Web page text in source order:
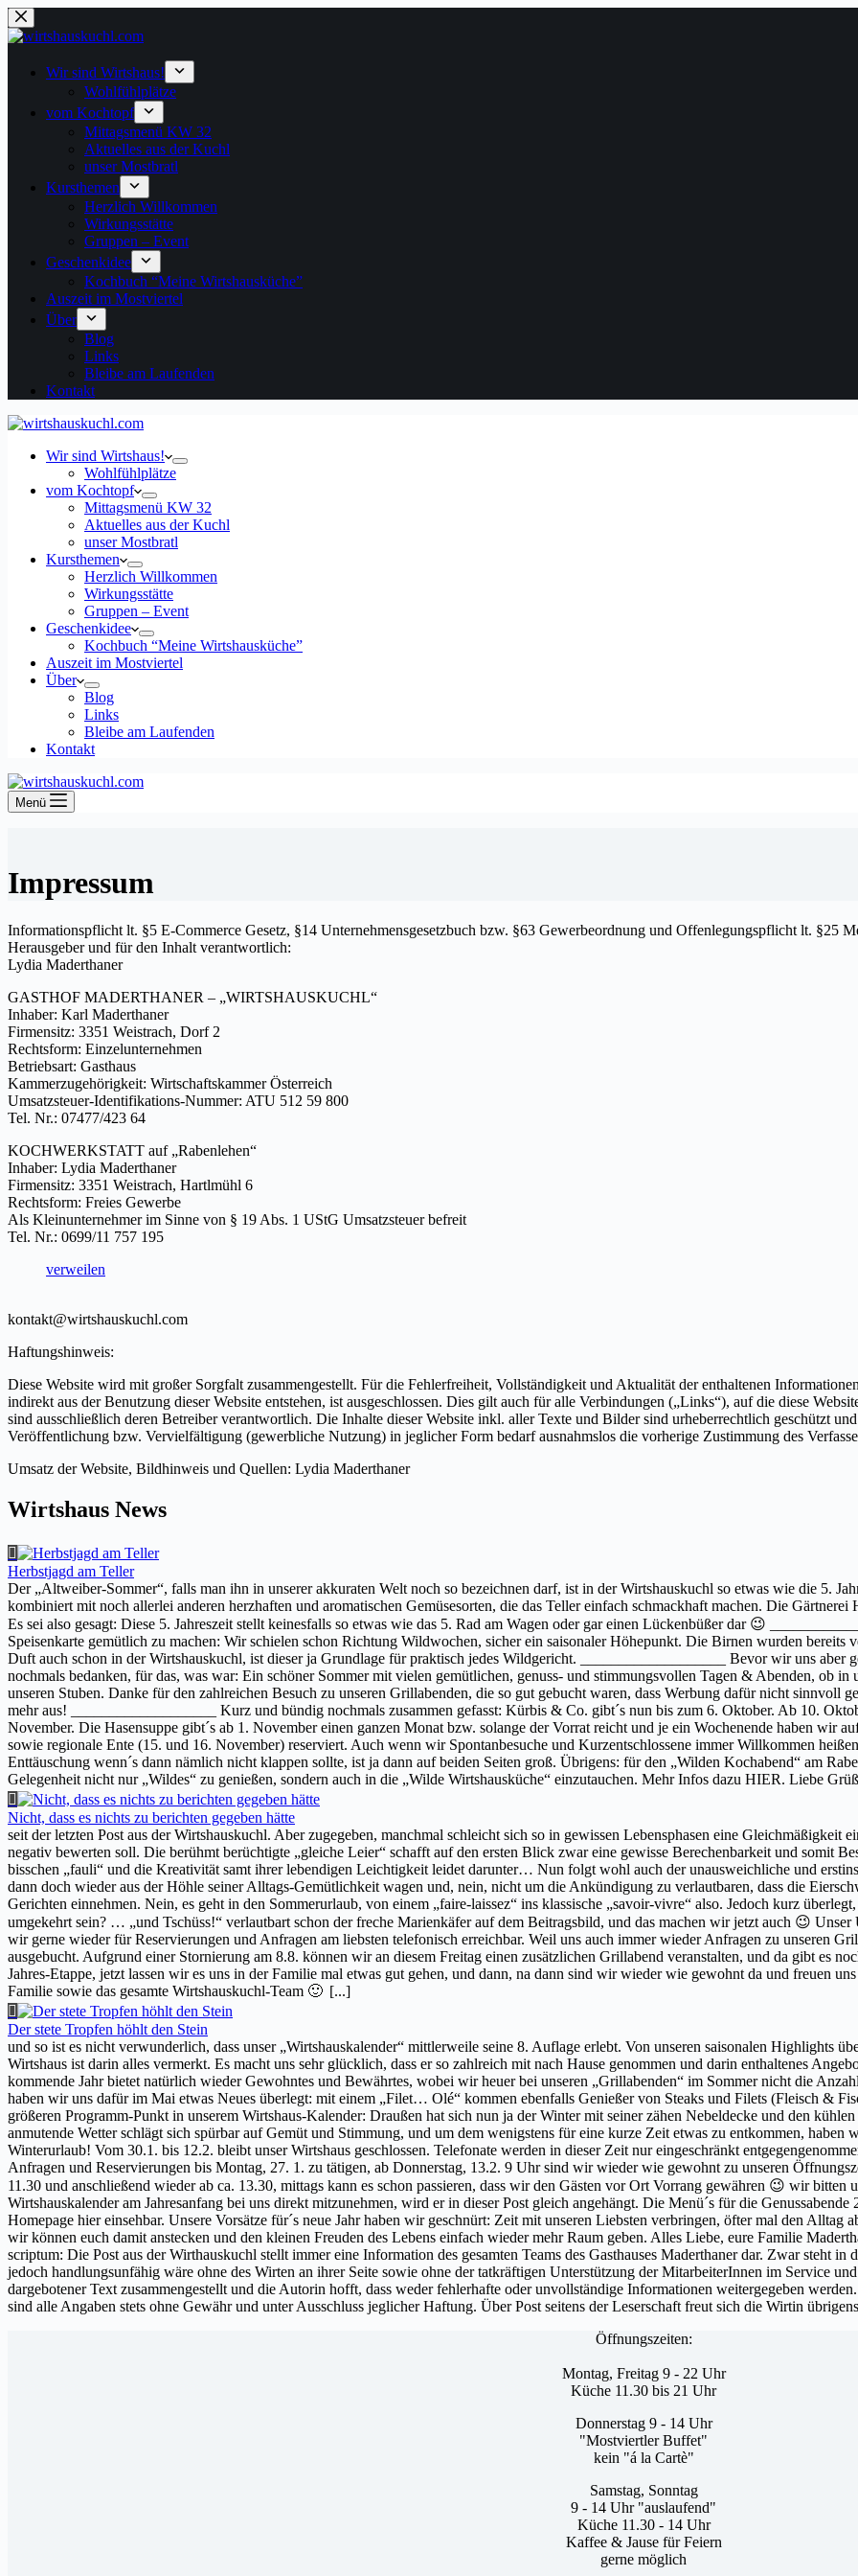
Zum
Inhalt
Wir sind Wirtshaus!
Wohlfühlplätze
vom Kochtopf
Mittagsmenü KW 32
Aktuelles aus der Kuchl
unser Mostbratl
Kursthemen
Herzlich Willkommen
Wirkungsstätte
Gruppen – Event
Geschenkidee
Kochbuch “Meine Wirtshausküche”
Auszeit im Mostviertel
Über
Blog
Links
Bleibe am Laufenden
Kontakt
Wir sind Wirtshaus!
Wohlfühlplätze
vom Kochtopf
Mittagsmenü KW 32
Aktuelles aus der Kuchl
unser Mostbratl
Kursthemen
Herzlich Willkommen
Wirkungsstätte
Gruppen – Event
Geschenkidee
Kochbuch “Meine Wirtshausküche”
Auszeit im Mostviertel
Über
Blog
Links
Bleibe am Laufenden
Kontakt
Menü
Impressum
Informationspflicht lt. §5 E-Commerce Gesetz, §14 Unternehmensgesetzbuch bzw. §63 Gewerbeordnung und Offenlegungspflicht lt. §25
Herausgeber und für den Inhalt verantwortlich:
Lydia Maderthaner
GASTHOF MADERTHANER – „WIRTSHAUSKUCHL“
Inhaber: Karl Maderthaner
Firmensitz: 3351 Weistrach, Dorf 2
Rechtsform: Einzelunternehmen
Betriebsart: Gasthaus
Kammerzugehörigkeit: Wirtschaftskammer Österreich
Umsatzsteuer-Identifikations-Nummer: ATU 512 59 800
Tel. Nr.: 07477/423 64
KOCHWERKSTATT auf „Rabenlehen“
Inhaber: Lydia Maderthaner
Firmensitz: 3351 Weistrach, Hartlmühl 6
Rechtsform: Freies Gewerbe
Als Kleinunternehmer im Sinne von § 19 Abs. 1 UStG Umsatzsteuer befreit
Tel. Nr.: 0699/11 757 195
verweilen
kontakt@wirtshauskuchl.com
Haftungshinweis:
Diese Website wird mit großer Sorgfalt zusammengestellt. Für die Fehlerfreiheit, Vollständigkeit und Aktualität der enthaltenen
indirekt aus der Benutzung dieser Website entstehen, ist ausgeschlossen. Dies gilt auch für alle Verbindungen („Links“), auf die diese
sind ausschließlich deren Betreiber verantwortlich. Die Inhalte dieser Website inkl. aller Texte und Bilder sind urheberrechtlich geschützt
Veröffentlichung bzw. Vervielfältigung (gewerbliche Nutzung) in jeglicher Form bedarf ausnahmslos die vorherige Zustimmung des
Umsatz der Website, Bildhinweis und Quellen: Lydia Maderthaner
Wirtshaus News
Herbstjagd am Teller
Der „Altweiber-Sommer“, falls man ihn in unserer akkuraten Welt noch so bezeichnen darf, ist in der Wirtshauskuchl so etwas wie die 5.
kombiniert mit noch allerlei anderen herzhaften und aromatischen Gemüsesorten, die das Teller einfach schmackhaft machen. Die Gärtnerei
Es sei also gesagt: Diese 5. Jahreszeit stellt keinesfalls so etwas wie das 5. Rad am Wagen oder gar einen Lückenbüßer dar 😉
Speisenkarte gemütlich zu machen: Wir schielen schon Richtung Wildwochen, sicher ein saisonaler Höhepunkt. Die Birnen wurden bereits
Duft auch schon in der Wirtshauskuchl, ist dieser ja Grundlage für praktisch jedes Wildgericht. ___________________ Bevor wir uns
nochmals bedanken, für das, was war: Ein schöner Sommer mit vielen gemütlichen, genuss- und stimmungsvollen Tagen & Abenden, ob in
unseren Stuben. Danke für den zahlreichen Besuch zu unseren Grillabenden, die so gut gebucht waren, dass Werbung dafür nicht sinnvoll
mehr aus! ___________________ Kurz und bündig nochmals zusammen gefasst: Kürbis & Co. gibt´s nun bis zum 6. Oktober. Ab 10.
November. Die Hasensuppe gibt´s ab 1. November einen ganzen Monat bzw. solange der Vorrat reicht und je ein Wochenende haben wir
sowie regionale Ente (15. und 16. November) reserviert. Auch wenn wir Spontanbesuche und Kurzentschlossene immer Willkommen
Enttäuschung wenn´s dann nämlich nicht klappen sollte, ist ja dann auf beiden Seiten groß. Übrigens: für den „Wilden Kochabend“ am
Gelegenheit nicht nur „Wildes“ zu genießen, sondern auch in die „Wilde Wirtshausküche“ einzutauchen. Mehr Infos dazu HIER. Liebe
Nicht, dass es nichts zu berichten gegeben hätte
seit der letzten Post aus der Wirtshauskuchl. Aber zugegeben, manchmal schleicht sich so in gewissen Lebensphasen eine Gleichmäßigkeit
negativ bewerten soll. Die berühmt berüchtigte „gleiche Leier“ schafft auf den ersten Blick zwar eine gewisse Berechenbarkeit und somit
bisschen „fauli“ und die Kreativität samt ihrer lebendigen Leichtigkeit leidet darunter… Nun folgt wohl auch der unausweichliche und
dann doch wieder aus der Höhle seiner Alltags-Gemütlichkeit wagen und, nein, nicht um die Ankündigung zu verlautbaren, dass die
Gerichten einnehmen. Nein, es geht in den Sommerurlaub, von einem „faire-laissez“ ins klassische „savoir-vivre“ also. Jedoch kurz
umgekehrt sein? … „und Tschüss!“ verlautbart schon der freche Marienkäfer auf dem Beitragsbild, und das machen wir jetzt auch 😉
wir gerne wieder für Reservierungen und Anfragen am liebsten telefonisch erreichbar. Weil uns auch immer wieder Anfragen zu unseren
ausgebucht. Aufgrund einer Stornierung am 8.8. können wir an diesem Freitag einen zusätzlichen Grillabend veranstalten, und da gibt es
Jahres-Etappe, jetzt lassen wir es uns in der Familie mal etwas gut gehen, und dann, na dann sind wir wieder wie gewohnt da und freuen
Familie sowie das gesamte Wirtshauskuchl-Team 🙂 [...]
Der stete Tropfen höhlt den Stein
und so ist es nicht verwunderlich, dass unser „Wirtshauskalender“ mittlerweile seine 8. Auflage erlebt. Von unseren saisonalen Highlights
Wirtshaus ist darin alles vermerkt. Es macht uns sehr glücklich, dass er so zahlreich mit nach Hause genommen und darin enthaltenes
kommende Jahr bietet natürlich wieder Gewohntes und Bewährtes, wobei wir heuer bei unseren „Grillabenden“ im Sommer nicht die
haben wir uns dafür im Mai etwas Neues überlegt: mit einem „Filet… Olé“ kommen ebenfalls Genießer von Steaks und Filets (Fleisch &
größeren Programm-Punkt in unserem Wirtshaus-Kalender: Draußen hat sich nun ja der Winter mit seiner zähen Nebeldecke und den
anmutende Wetter schlägt sich spürbar auf Gemüt und Stimmung, und um dem wenigstens für eine kurze Zeit etwas zu entkommen, haben
Winterurlaub! Vom 30.1. bis 12.2. bleibt unser Wirtshaus geschlossen. Telefonate werden in dieser Zeit nur eingeschränkt
Anfragen und Reservierungen bis Montag, 27. 1. zu tätigen, ab Donnerstag, 13.2. 9 Uhr sind wir wieder wie gewohnt zu unseren
11.30 und anschließend wieder ab ca. 13.30, mittags kann es schon passieren, dass wir den Gästen vor Ort Vorrang gewähren 😉 wir
Wirtshauskalender am Jahresanfang bei uns direkt mitzunehmen, wird er in dieser Post gleich angehängt. Die Menü´s für die
Homepage hier einsehbar. Unsere Vorsätze für´s neue Jahr haben wir geschnürt: Zeit mit unseren Liebsten verbringen, öfter mal den
wir können euch damit anstecken und den kleinen Freuden des Lebens einfach wieder mehr Raum geben. Alles Liebe, eure Familie
scriptum: Die Post aus der Wirthauskuchl stellt immer eine Information des gesamten Teams des Gasthauses Maderthaner dar. Zwar steht
jedoch handlungsunfähig wäre ohne des Wirten an ihrer Seite sowie ohne der tatkräftigen Unterstützung der MitarbeiterInnen im Service
dargebotener Text zusammengestellt und die Autorin hofft, dass weder fehlerhafte oder unvollständige Informationen weitergegeben
sind alle Angaben stets ohne Gewähr und unter Ausschluss jeglicher Haftung. Über Post seitens der Leserschaft freut sich die Wirtin
Öffnungszeiten:
Montag, Freitag 9 - 22 Uhr
Küche 11.30 bis 21 Uhr
Donnerstag 9 - 14 Uhr
"Mostviertler Buffet"
kein "á la Cartè"
Samstag, Sonntag
9 - 14 Uhr "auslaufend"
Küche 11.30 - 14 Uhr
Kaffee & Jause für Feiern
gerne möglich